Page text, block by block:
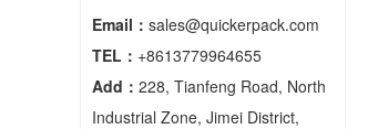
Email： sales@quickerpack.com
TEL： +8613779964655
Add： 228, Tianfeng Road, North
Industrial Zone, Jimei District,